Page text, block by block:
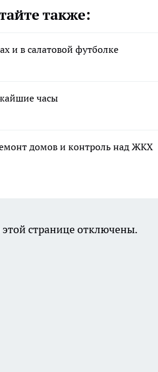
также:
и в салатовой футболке
часы
домов и контроль над ЖКХ
странице отключены.